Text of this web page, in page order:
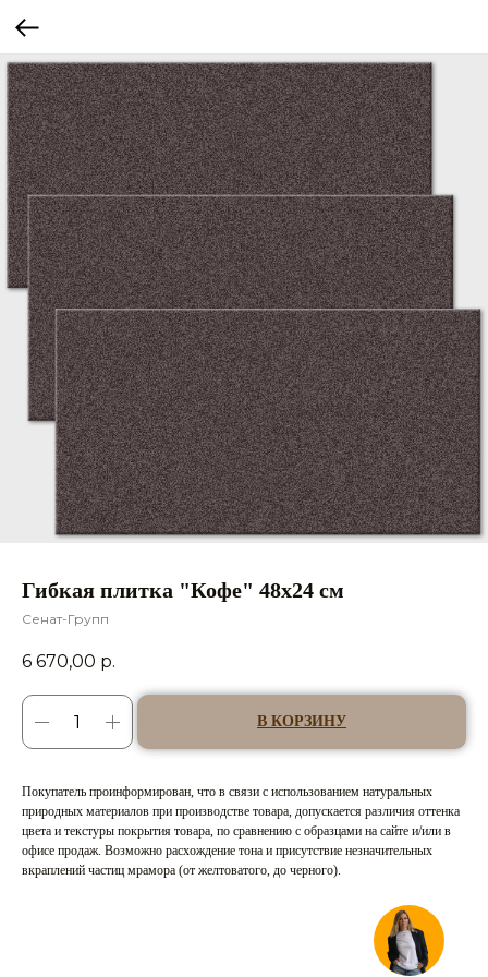
Гибкая плитка "Кофе" 48х24 см
Сенат-Групп
6 670,00 р.
В КОРЗИНУ
Покупатель проинформирован, что в связи с использованием натуральных
природных материалов при производстве товара, допускается различия оттенка
цвета и текстуры покрытия товара, по сравнению с образцами на сайте и/или в
офисе продаж. Возможно расхождение тона и присутствие незначительных
вкраплений частиц мрамора (от желтоватого, до черного).